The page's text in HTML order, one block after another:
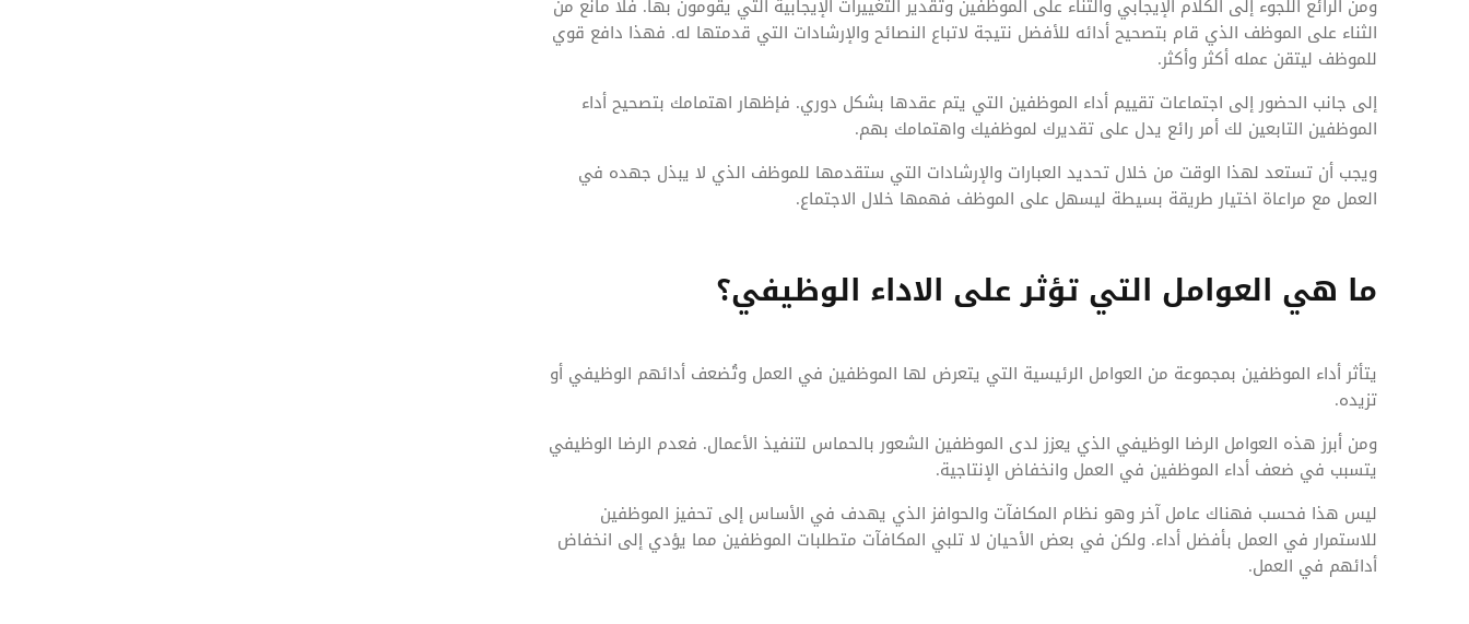
الثناء على الموظف الذي قام بتصحيح أدائه للأفضل نتيجة لاتباع النصائح والإرشادات التي قدمتها له. فهذا دافع قوي
للموظف ليتقن عمله أكثر وأكثر.
إلى جانب الحضور إلى اجتماعات تقييم أداء الموظفين التي يتم عقدها بشكل دوري. فإظهار اهتمامك بتصحيح أداء
الموظفين التابعين لك أمر رائع يدل على تقديرك لموظفيك واهتمامك بهم.
ويجب أن تستعد لهذا الوقت من خلال تحديد العبارات والإرشادات التي ستقدمها للموظف الذي لا يبذل جهده في
العمل مع مراعاة اختيار طريقة بسيطة ليسهل على الموظف فهمها خلال الاجتماع.
ما هي العوامل التي تؤثر على الاداء الوظيفي؟
يتأثر أداء الموظفين بمجموعة من العوامل الرئيسية التي يتعرض لها الموظفين في العمل وتُضعف أدائهم الوظيفي أو
تزيده.
ومن أبرز هذه العوامل الرضا الوظيفي الذي يعزز لدى الموظفين الشعور بالحماس لتنفيذ الأعمال. فعدم الرضا الوظيفي
يتسبب في ضعف أداء الموظفين في العمل وانخفاض الإنتاجية.
ليس هذا فحسب فهناك عامل آخر وهو نظام المكافآت والحوافز الذي يهدف في الأساس إلى تحفيز الموظفين
للاستمرار في العمل بأفضل أداء. ولكن في بعض الأحيان لا تلبي المكافآت متطلبات الموظفين مما يؤدي إلى انخفاض
أدائهم في العمل.